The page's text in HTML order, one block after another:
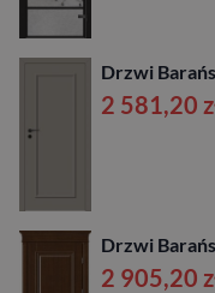
Drzwi
2 581,20
Drzwi
2 905,20